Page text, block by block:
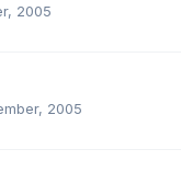
2005
2005